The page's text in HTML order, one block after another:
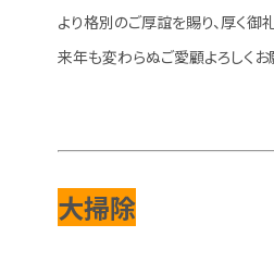
より格別のご厚誼を賜り、厚く御
来年も変わらぬご愛顧よろしくお
大掃除